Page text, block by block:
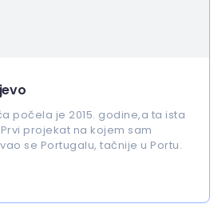
počela je 2015. godine,a ta ista
projekat na kojem sam
se Portugalu, tačnije u Portu.